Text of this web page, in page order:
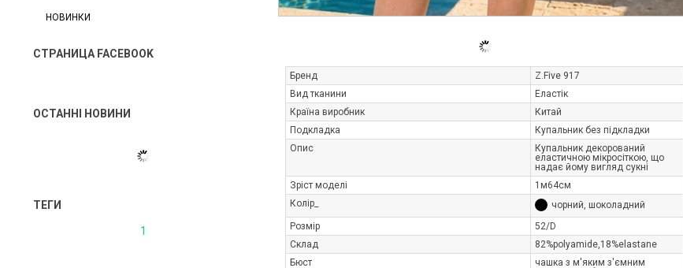
НОВИНКИ
СТРАНИЦА FACEBOOK
ОСТАННІ НОВИНИ
ТЕГИ
1
Бренд
Z.Five 917
Вид тканини
Еластік
Країна виробник
Китай
Подкладка
Купальник без підкладки
Опис
Купальник декорований
еластичною мікросіткою, що
надає йому вигляд сукні
Зріст моделі
1м64см
Колір_
чорний, шоколадний
Розмір
52/D
Склад
82%polyamide,18%elastane
Бюст
чашка з м'яким з'ємним